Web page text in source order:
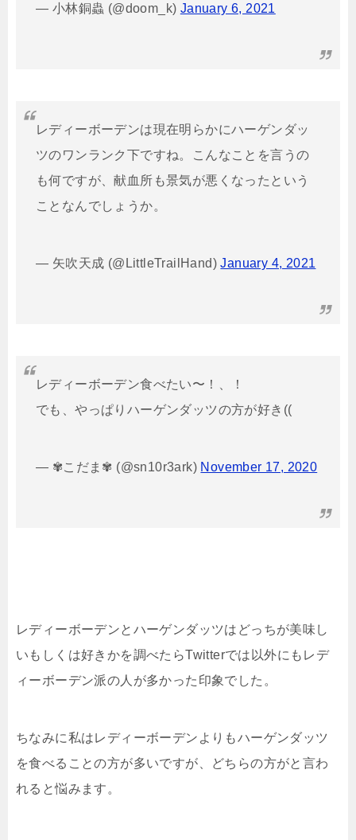
— 小林銅蟲 (@doom_k) January 6, 2021
レディーボーデンは現在明らかにハーゲンダッ
ツのワンランク下ですね。こんなことを言うの
も何ですが、献血所も景気が悪くなったという
ことなんでしょうか。
— 矢吹天成 (@LittleTrailHand)January 4, 2021
レディーボーデン食べたい〜！、！
でも、やっぱりハーゲンダッツの方が好き((
— ✾こだま✾ (@sn10r3ark) November 17, 2020
レディーボーデンとハーゲンダッツはどっちが美味し
いもしくは好きかを調べたらTwitterでは以外にもレデ
ィーボーデン派の人が多かった印象でした。
ちなみに私はレディーボーデンよりもハーゲンダッツ
を食べることの方が多いですが、どちらの方がと言わ
れると悩みます。